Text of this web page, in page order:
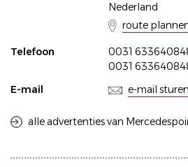
Nederland
route
Telefoon
0031
0031
E-mail
e-mail sturen
alle advertenties van